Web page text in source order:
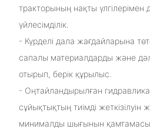
тракторының нақты үлгілерімен
үйлесімділік.
- Күрделі дала жағдайларына
сапалы материалдарды және
отырып, берік құрылыс.
- Оңтайландырылған
сұйықтықтың тиімді жеткізілуін
минималды шығынын